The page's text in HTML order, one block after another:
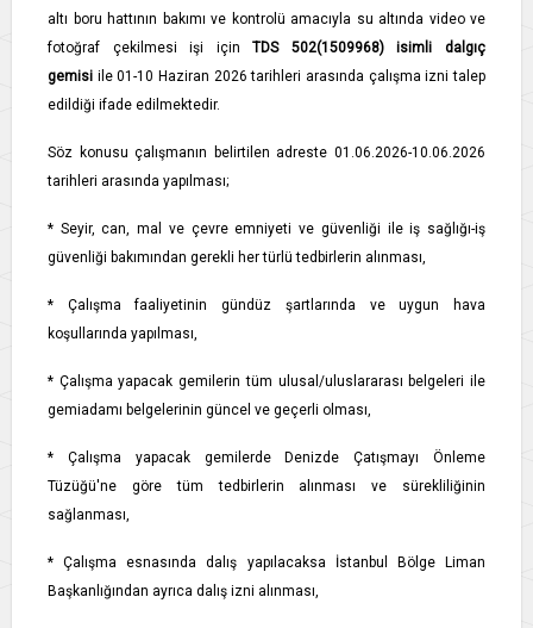
altı boru hattının bakımı ve kontrolü amacıyla su altında video ve
fotoğraf çekilmesi işi içinTDS 502(1509968) isimli dalgıç
gemisi ile 01-10 Haziran 2026 tarihleri arasında çalışma izni talep
edildiği ifade edilmektedir.
Söz konusu çalışmanın belirtilen adreste 01.06.2026-10.06.2026
tarihleri arasında yapılması;
* Seyir, can, mal ve çevre emniyeti ve güvenliği ile iş sağlığı-iş
güvenliği bakımından gerekli her türlü tedbirlerin alınması,
* Çalışma faaliyetinin gündüz şartlarında ve uygun hava
koşullarında yapılması,
* Çalışma yapacak gemilerin tüm ulusal/uluslararası belgeleri ile
gemiadamı belgelerinin güncel ve geçerli olması,
* Çalışma yapacak gemilerde Denizde Çatışmayı Önleme
Tüzüğü'ne göre tüm tedbirlerin alınması ve sürekliliğinin
sağlanması,
* Çalışma esnasında dalış yapılacaksa İstanbul Bölge Liman
Başkanlığından ayrıca dalış izni alınması,